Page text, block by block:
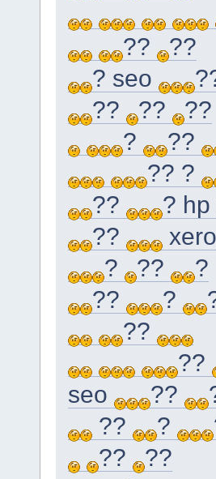
??
??
? seo
??
??
??
?
??
?? ?
??
?
??
?
??
?
??
?
??
??
seo
??
??
?
??
??